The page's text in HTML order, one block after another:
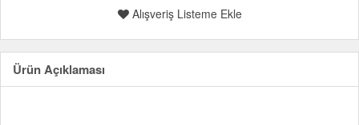
Alışveriş Listeme Ekle
Ürün Açıklaması